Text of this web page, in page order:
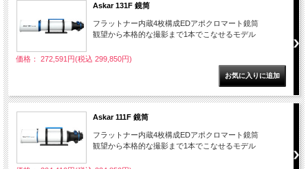
Askar 131F 鏡筒
フラットナー内蔵4枚構成EDアポクロマート鏡筒
観望から本格的な撮影まで1本でこなせるモデル
価格： 272,591円(税込 299,850円)
Askar 111F 鏡筒
フラットナー内蔵4枚構成EDアポクロマート鏡筒
観望から本格的な撮影まで1本でこなせるモデル